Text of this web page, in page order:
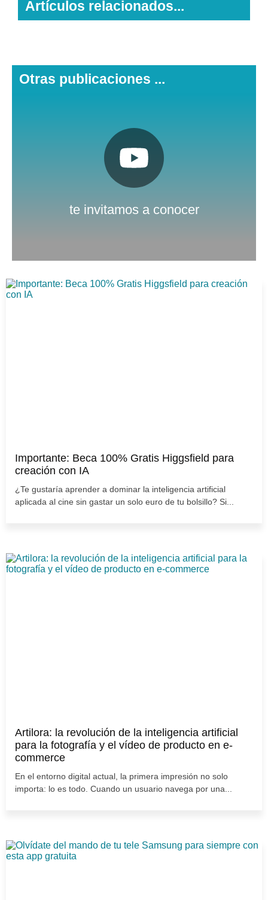
Artículos relacionados...
Otras publicaciones ...
te invitamos a conocer
Pulsa aquí
Importante: Beca 100% Gratis Higgsfield para
creación con IA
¿Te gustaría aprender a dominar la inteligencia artificial
aplicada al cine sin gastar un solo euro de tu bolsillo? Si...
Artilora: la revolución de la inteligencia artificial
para la fotografía y el vídeo de producto en e-
commerce
En el entorno digital actual, la primera impresión no solo
importa: lo es todo. Cuando un usuario navega por una...